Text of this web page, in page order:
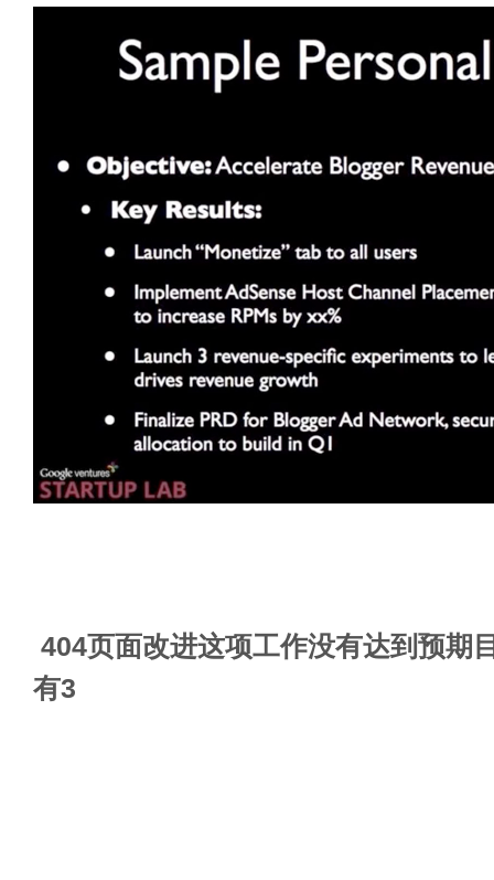
404页面改进这项工作没有达到预期
有3